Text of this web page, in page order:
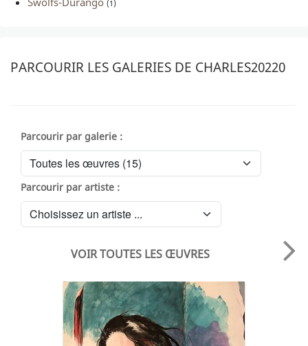
(1)
PARCOURIR LES GALERIES DE CHARLES20220
Parcourir par galerie :
Parcourir par artiste :
VOIR TOUTES LES ŒUVRES